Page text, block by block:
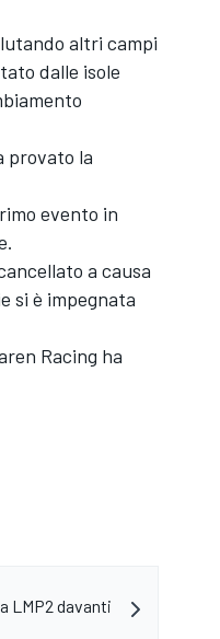
altri campi
dalle isole
provato la
evento in
a causa
si è impegnata
Racing ha
LMP2 davanti